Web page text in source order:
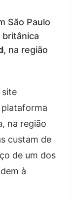
São Paulo
britânica
, na região
site
na região
custam de
de um dos
à